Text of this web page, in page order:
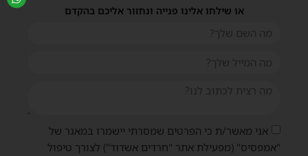
או שילחו אלינו פנייה ונחזור אליכם בהקדם
אני מאשר/ת כי הפרטים שמסרתי יישמרו במאגר של
"אמפסיס" (מפעילת אתר "חרדים אשדוד") לצורך טיפול